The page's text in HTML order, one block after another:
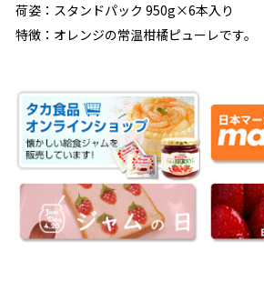
荷姿：スタンドパック 950g×6本入り
特徴：オレンジの常温柑橘ピューレです。